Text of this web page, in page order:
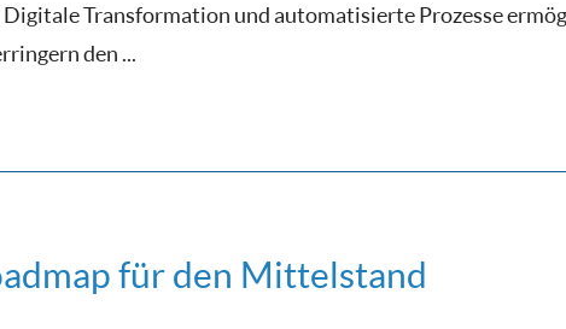
Digitale Transformation und automatisierte Prozesse
den ...
für den Mittelstand